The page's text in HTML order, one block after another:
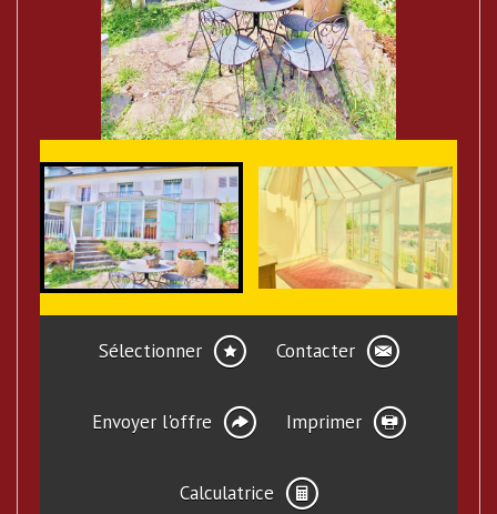
Sélectionner Contacter
Envoyer l'offre Imprimer
Calculatrice